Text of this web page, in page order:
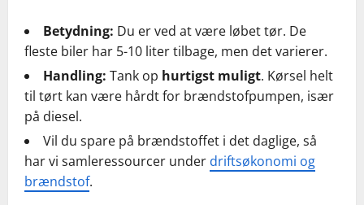
Betydning: Du er ved at være løbet tør. De
fleste biler har 5-10 liter tilbage, men det varierer.
Handling: Tank op hurtigst muligt. Kørsel helt
til tørt kan være hårdt for brændstofpumpen, især
på diesel.
Vil du spare på brændstoffet i det daglige, så
har vi samleressourcer under driftsøkonomi og
brændstof.